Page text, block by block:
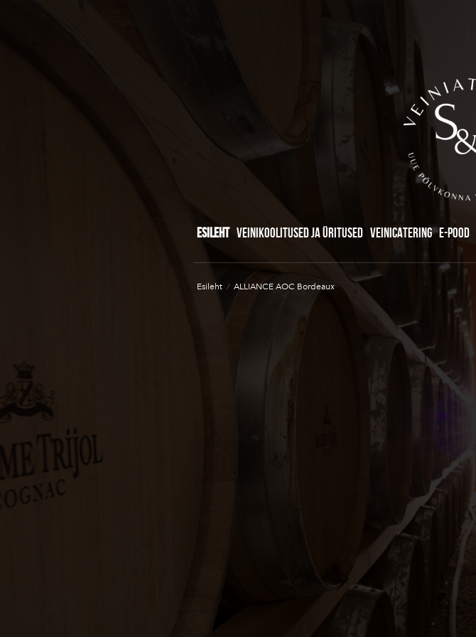
ESILEHT VEINIKOOLITUSED JA ÜRITUSED VEINICATERING E-POOD
Esileht / ALLIANCE AOC Bordeaux